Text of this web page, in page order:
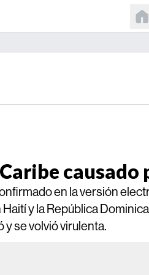
causado
en la versión
y la República
y se volvió virulenta.